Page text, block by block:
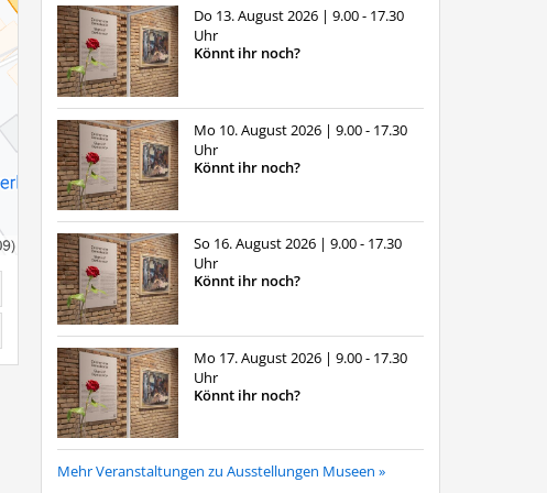
Do 13. August 2026 | 9.00 - 17.30
Uhr
Könnt ihr noch?
Mo 10. August 2026 | 9.00 - 17.30
Uhr
Könnt ihr noch?
So 16. August 2026 | 9.00 - 17.30
Uhr
Könnt ihr noch?
Mo 17. August 2026 | 9.00 - 17.30
Uhr
Könnt ihr noch?
Mehr Veranstaltungen zu Ausstellungen Museen »